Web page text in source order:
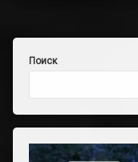
Поиск